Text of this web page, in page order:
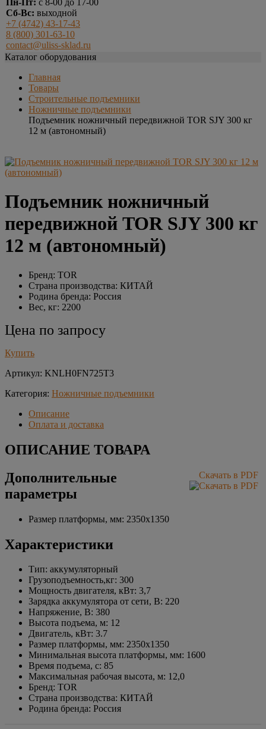
Пн-Пт: с 8-00 до 17-00
Сб-Вс: выходной
+7 (4742) 43-17-43
8 (800) 301-63-10
contact@uliss-sklad.ru
Каталог оборудования
Главная
Товары
Строительные подъемники
Ножничные подъемники
Подъемник ножничный передвижной TOR SJY 300 кг
12 м (автономный)
Подъемник ножничный
передвижной TOR SJY 300 кг
12 м (автономный)
Бренд: TOR
Страна производства: КИТАЙ
Родина бренда: Россия
Вес, кг: 2200
Цена по запросу
Купить
Артикул: KNLH0FN725T3
Категория: Ножничные подъемники
Описание
Оплата и доставка
ОПИСАНИЕ ТОВАРА
Скачать в PDF
Дополнительные
параметры
Размер платформы, мм: 2350х1350
Характеристики
Тип: аккумуляторный
Грузоподъемность,кг: 300
Мощность двигателя, кВт: 3,7
Зарядка аккумулятора от сети, В: 220
Напряжение, В: 380
Высота подъема, м: 12
Двигатель, кВт: 3.7
Размер платформы, мм: 2350х1350
Минимальная высота платформы, мм: 1600
Время подъема, с: 85
Максимальная рабочая высота, м: 12,0
Бренд: TOR
Страна производства: КИТАЙ
Родина бренда: Россия